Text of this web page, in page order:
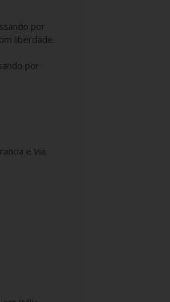
por
liberdade.
por
e Via